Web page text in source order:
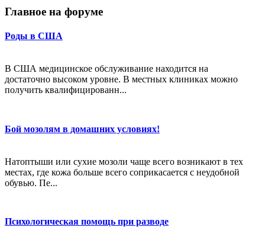
Главное на форуме
Роды в США
В США медицинское обслуживание находится на
достаточно высоком уровне. В местных клиниках можно
получить квалифицированн...
Бой мозолям в домашних условиях!
Натоптыши или сухие мозоли чаще всего возникают в тех
местах, где кожа больше всего соприкасается с неудобной
обувью. Пе...
Психологическая помощь при разводе